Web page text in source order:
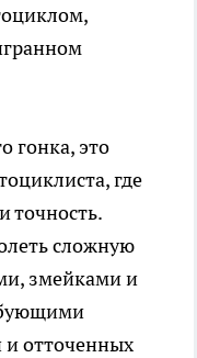
гонка, это
где
точность.
сложную
змейками и
отточенных